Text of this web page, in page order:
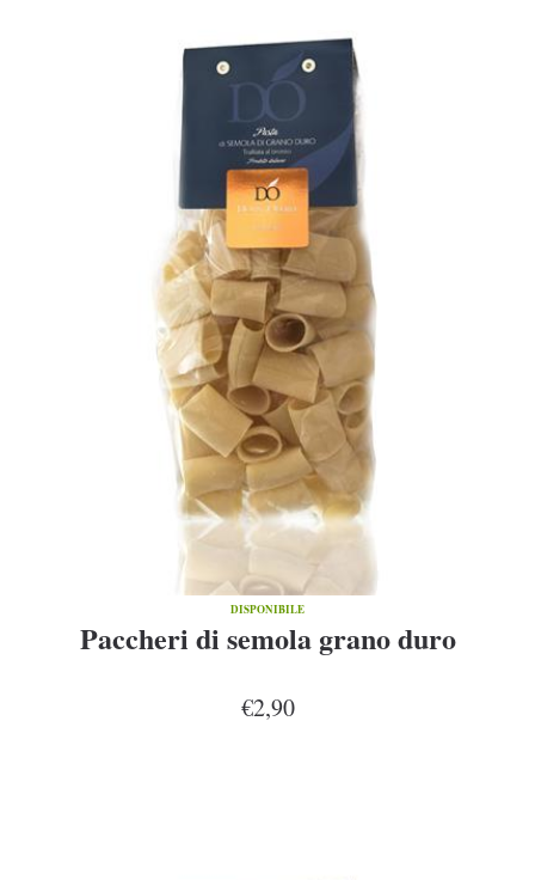
DISPONIBILE
Paccheri di semola grano duro
€2,90